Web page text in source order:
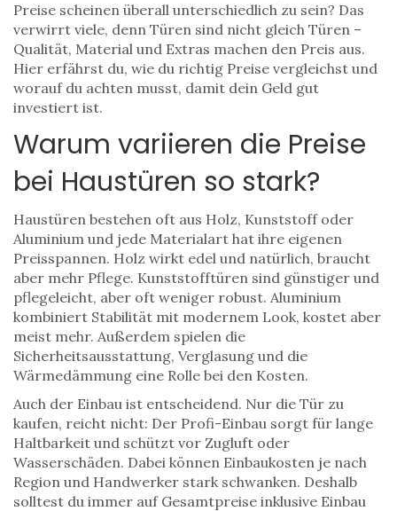
Preise scheinen überall unterschiedlich zu sein? Das
verwirrt viele, denn Türen sind nicht gleich Türen –
Qualität, Material und Extras machen den Preis aus.
Hier erfährst du, wie du richtig Preise vergleichst und
worauf du achten musst, damit dein Geld gut
investiert ist.
Warum variieren die Preise
bei Haustüren so stark?
Haustüren bestehen oft aus Holz, Kunststoff oder
Aluminium und jede Materialart hat ihre eigenen
Preisspannen. Holz wirkt edel und natürlich, braucht
aber mehr Pflege. Kunststofftüren sind günstiger und
pflegeleicht, aber oft weniger robust. Aluminium
kombiniert Stabilität mit modernem Look, kostet aber
meist mehr. Außerdem spielen die
Sicherheitsausstattung, Verglasung und die
Wärmedämmung eine Rolle bei den Kosten.
Auch der Einbau ist entscheidend. Nur die Tür zu
kaufen, reicht nicht: Der Profi-Einbau sorgt für lange
Haltbarkeit und schützt vor Zugluft oder
Wasserschäden. Dabei können Einbaukosten je nach
Region und Handwerker stark schwanken. Deshalb
solltest du immer auf Gesamtpreise inklusive Einbau